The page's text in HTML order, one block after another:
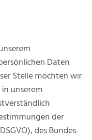
Daten
Stelle möchten wir
unserem
der
des Bundes-